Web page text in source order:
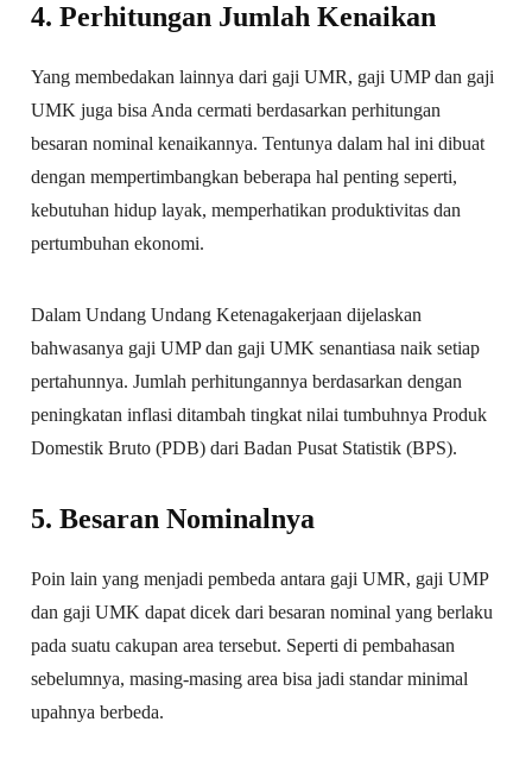
4. Perhitungan Jumlah Kenaikan
Yang membedakan lainnya dari gaji UMR, gaji UMP dan gaji
UMK juga bisa Anda cermati berdasarkan perhitungan
besaran nominal kenaikannya. Tentunya dalam hal ini dibuat
dengan mempertimbangkan beberapa hal penting seperti,
kebutuhan hidup layak, memperhatikan produktivitas dan
pertumbuhan ekonomi.
Dalam Undang Undang Ketenagakerjaan dijelaskan
bahwasanya gaji UMP dan gaji UMK senantiasa naik setiap
pertahunnya. Jumlah perhitungannya berdasarkan dengan
peningkatan inflasi ditambah tingkat nilai tumbuhnya Produk
Domestik Bruto (PDB) dari Badan Pusat Statistik (BPS).
5. Besaran Nominalnya
Poin lain yang menjadi pembeda antara gaji UMR, gaji UMP
dan gaji UMK dapat dicek dari besaran nominal yang berlaku
pada suatu cakupan area tersebut. Seperti di pembahasan
sebelumnya, masing-masing area bisa jadi standar minimal
upahnya berbeda.